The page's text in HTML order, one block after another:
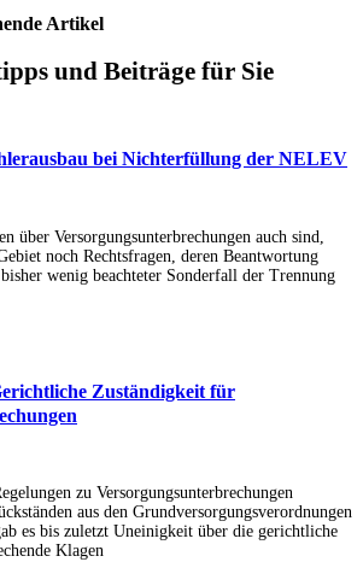
Artikel
und Beiträge für Sie
bei Nichterfüllung der NELEV
über Versorgungsunterbrechungen auch sind,
noch Rechtsfragen, deren Beantwortung
wenig beachteter Sonderfall der Trennung
Zuständigkeit für
zu Versorgungsunterbrechungen
aus den Grundversorgungsverordnungen
es bis zuletzt Uneinigkeit über die gerichtliche
Klagen